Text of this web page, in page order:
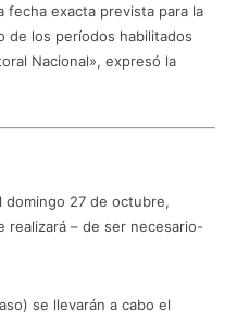
fecha exacta prevista para la
de los períodos habilitados
Nacional», expresó la
domingo 27 de octubre,
realizará – de ser necesario-
se llevarán a cabo el